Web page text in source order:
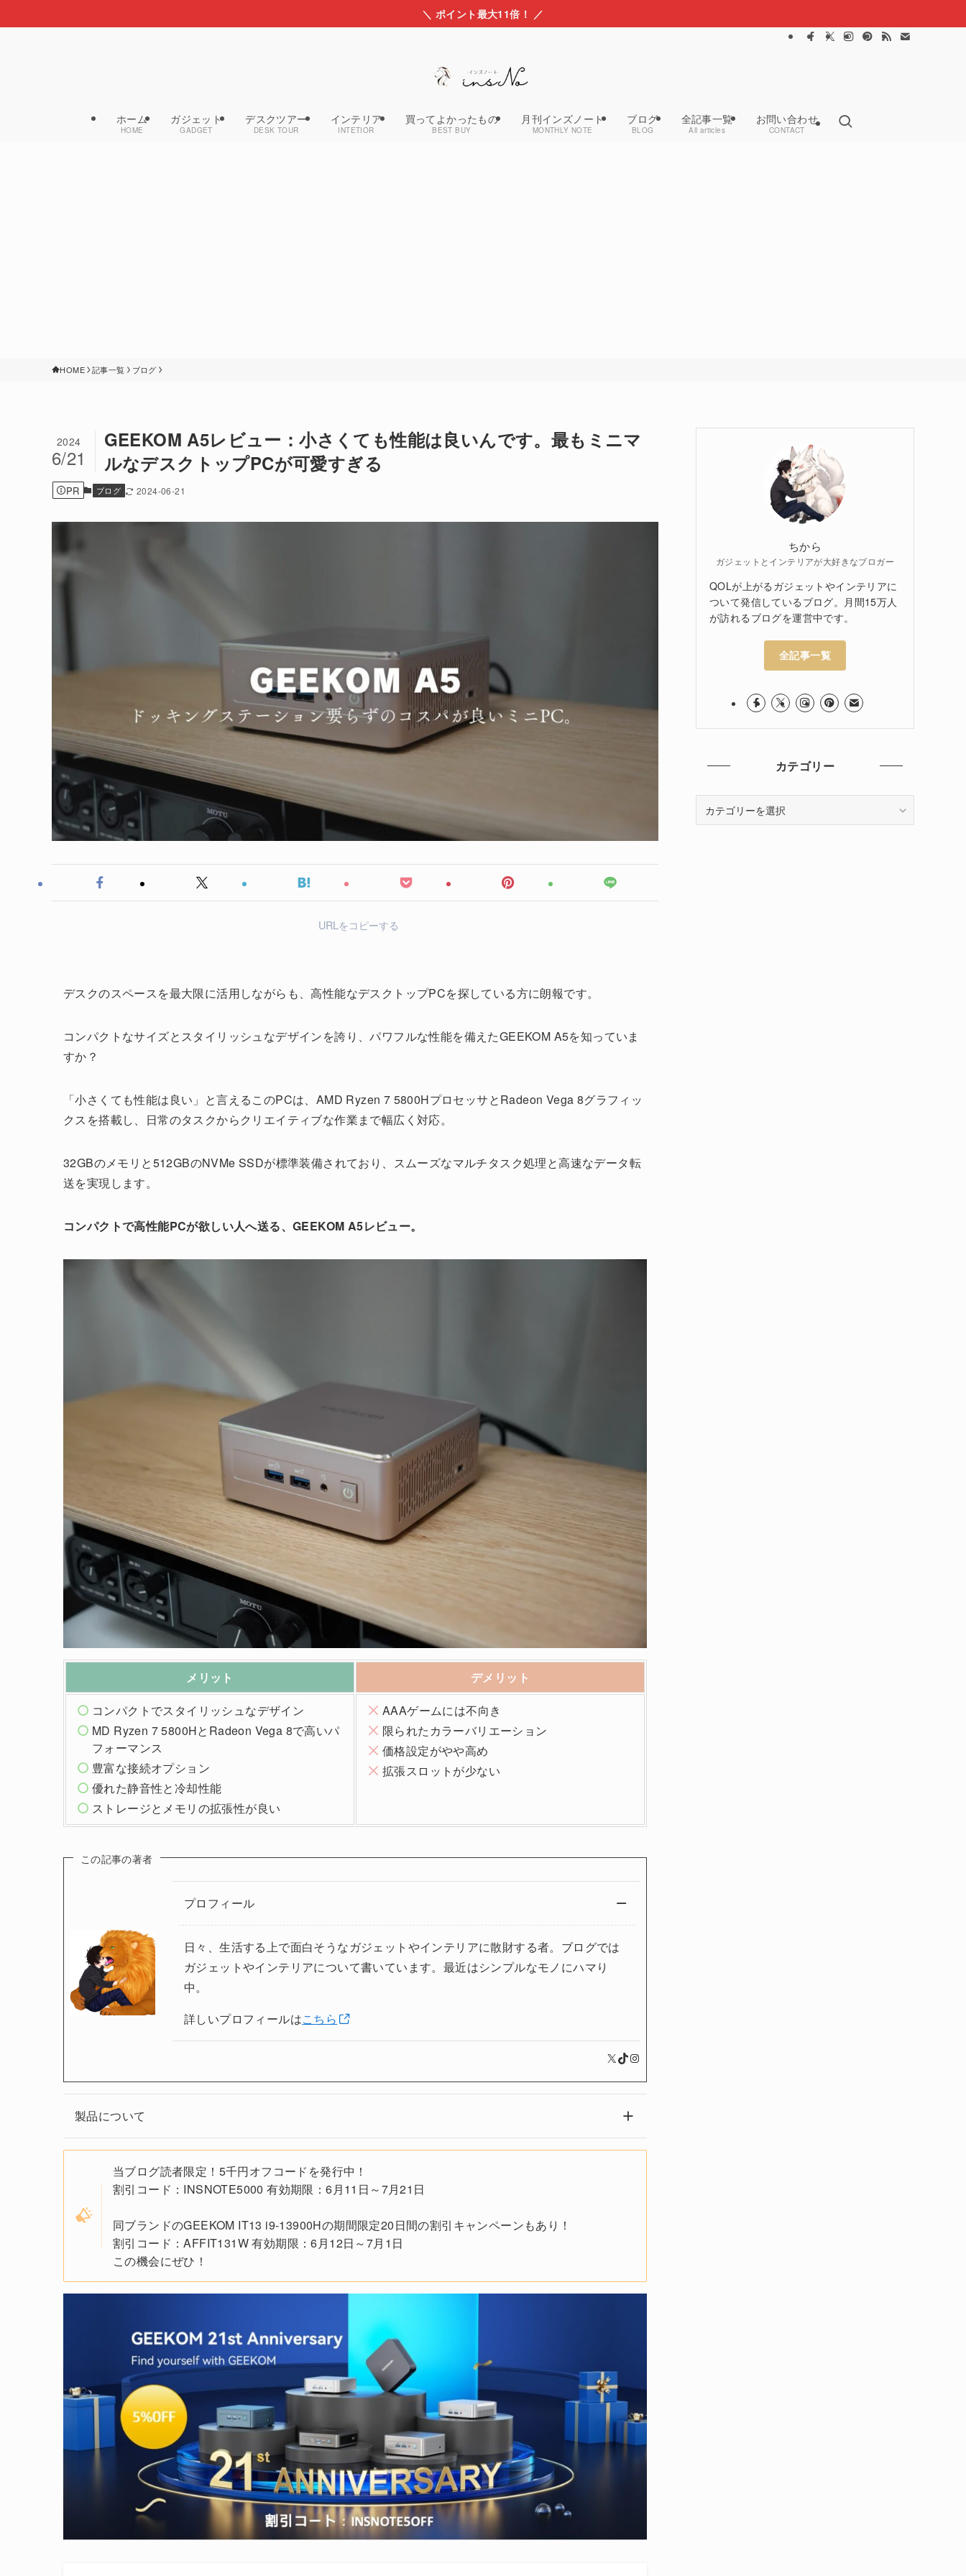
＼ ポイント最大11倍！ ／
ホーム
HOME
ガジェット
GADGET
デスクツアー
DESK TOUR
インテリア
INTETIOR
買ってよかったもの
BEST BUY
月刊インズノート
MONTHLY NOTE
ブログ
BLOG
全記事一覧
All articles
お問い合わせ
CONTACT
HOME 記事一覧 ブログ
GEEKOM A5レビュー：小さくても性能は良いんです。最もミニマ
ルなデスクトップPCが可愛すぎる
2024
6/21
PR ブログ 2024-06-21
URLをコピーする
デスクのスペースを最大限に活用しながらも、高性能なデスクトップPCを探している方に朗報です。
コンパクトなサイズとスタイリッシュなデザインを誇り、パワフルな性能を備えたGEEKOM A5を知っていま
すか？
「小さくても性能は良い」と言えるこのPCは、AMD Ryzen 7 5800HプロセッサとRadeon Vega 8グラフィッ
クスを搭載し、日常のタスクからクリエイティブな作業まで幅広く対応。
32GBのメモリと512GBのNVMe SSDが標準装備されており、スムーズなマルチタスク処理と高速なデータ転
送を実現します。
コンパクトで高性能PCが欲しい人へ送る、GEEKOM A5レビュー。
メリット
デメリット
コンパクトでスタイリッシュなデザイン
MD Ryzen 7 5800HとRadeon Vega 8で高いパ
フォーマンス
豊富な接続オプション
優れた静音性と冷却性能
ストレージとメモリの拡張性が良い
AAAゲームには不向き
限られたカラーバリエーション
価格設定がやや高め
拡張スロットが少ない
この記事の著者
プロフィール
日々、生活する上で面白そうなガジェットやインテリアに散財する者。ブログでは
ガジェットやインテリアについて書いています。最近はシンプルなモノにハマり
中。
詳しいプロフィールはこちら
X TikTok Instagram
製品について
当ブログ読者限定！5千円オフコードを発行中！
割引コード：INSNOTE5000 有効期限：6月11日～7月21日
同ブランドのGEEKOM IT13 i9-13900Hの期間限定20日間の割引キャンペーンもあり！
割引コード：AFFIT131W 有効期限：6月12日～7月1日
この機会にぜひ！
ちから
ガジェットとインテリアが大好きなブロガー
QOLが上がるガジェットやインテリアに
ついて発信しているブログ。月間15万人
が訪れるブログを運営中です。
全記事一覧
カテゴリー